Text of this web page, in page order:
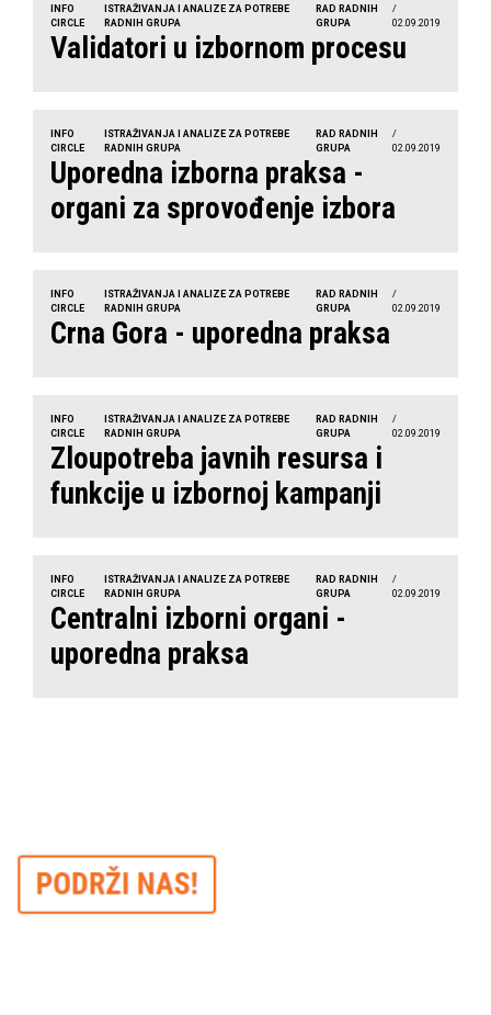
INFO
CIRCLE
ISTRAŽIVANJA I ANALIZE ZA POTREBE
RADNIH GRUPA
RAD RADNIH
GRUPA
/
02.09.2019
Validatori u izbornom procesu
INFO
CIRCLE
ISTRAŽIVANJA I ANALIZE ZA POTREBE
RADNIH GRUPA
RAD RADNIH
GRUPA
/
02.09.2019
Uporedna izborna praksa -
organi za sprovođenje izbora
INFO
CIRCLE
ISTRAŽIVANJA I ANALIZE ZA POTREBE
RADNIH GRUPA
RAD RADNIH
GRUPA
/
02.09.2019
Crna Gora - uporedna praksa
INFO
CIRCLE
ISTRAŽIVANJA I ANALIZE ZA POTREBE
RADNIH GRUPA
RAD RADNIH
GRUPA
/
02.09.2019
Zloupotreba javnih resursa i
funkcije u izbornoj kampanji
INFO
CIRCLE
ISTRAŽIVANJA I ANALIZE ZA POTREBE
RADNIH GRUPA
RAD RADNIH
GRUPA
/
02.09.2019
Centralni izborni organi -
uporedna praksa